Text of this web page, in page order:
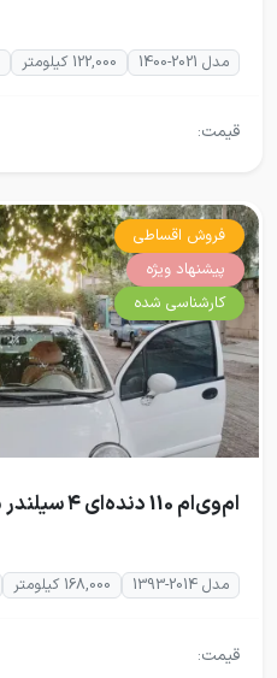
مدل 2021-1400 122,000 کیلومتر
قیمت:
فروش اقساطی
پیشنهاد ویژه
کارشناسی شده
ام‌وی‌ام 110 دنده‌ای ۴ سیلندر مدل 2014-1393
مدل 2014-1393 168,000 کیلومتر
قیمت: